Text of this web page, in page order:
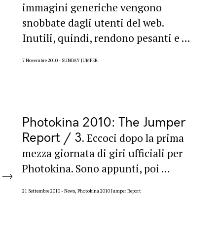
immagini generiche vengono
snobbate dagli utenti del web.
Inutili, quindi, rendono pesanti e ...
7 Novembre 2010 SUNDAY JUMPER
Photokina 2010: The Jumper
Report / 3 Eccoci dopo la prima
mezza giornata di giri ufficiali per
Photokina. Sono appunti, poi ...
21 Settembre 2010 News, Photokina 2010 Jumper Report